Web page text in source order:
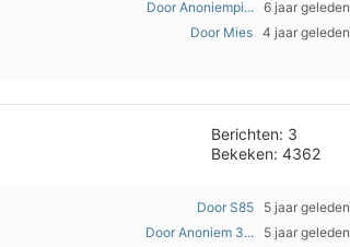
Door Anoniempi...6 jaar geleden
Door Mies4 jaar geleden
Berichten: 3
Bekeken: 4362
Door S855 jaar geleden
Door Anoniem 3...5 jaar geleden